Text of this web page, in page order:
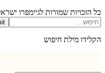
שמורות לגיימפרו ישראל © 2025
Submit
מילת חיפוש